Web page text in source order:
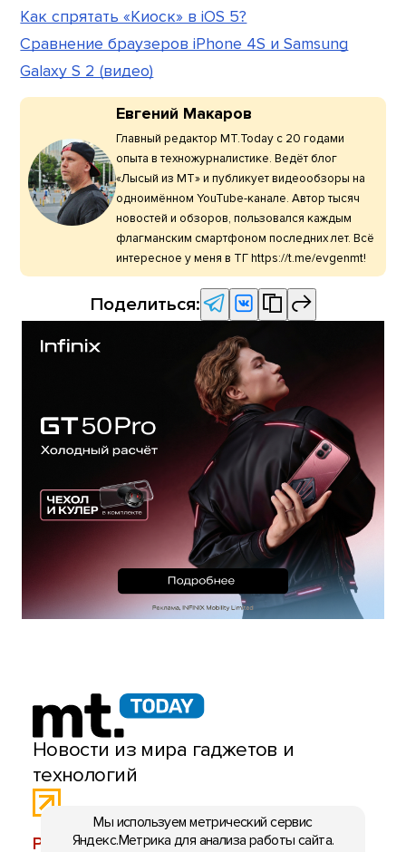
Как спрятать «Киоск» в iOS 5?
Сравнение браузеров iPhone 4S и Samsung
Galaxy S 2 (видео)
Евгений Макаров
Главный редактор МТ.Today с 20 годами
опыта в техножурналистике. Ведёт блог
«Лысый из МТ» и публикует видеообзоры на
одноимённом YouTube-канале. Автор тысяч
новостей и обзоров, пользовался каждым
флагманским смартфоном последних лет. Всё
интересное у меня в ТГ https://t.me/evgenmt!
Поделиться:
Новости из мира гаджетов и
технологий
РЕКЛАМА:mobiltelefon.ru@gmail.com
Мы используем метрический сервис
Яндекс.Метрика для анализа работы сайта.